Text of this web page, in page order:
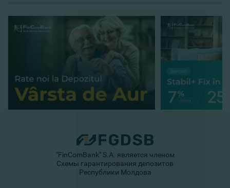
"FinComBank" S.A. является членом
Схемы гарантирования депозитов
Республики Молдова